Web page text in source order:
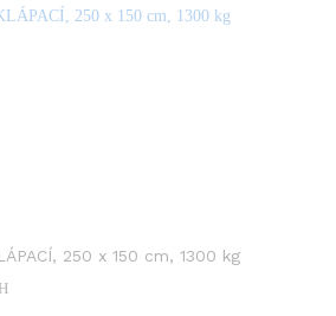
250 x 150 cm, 1300 kg